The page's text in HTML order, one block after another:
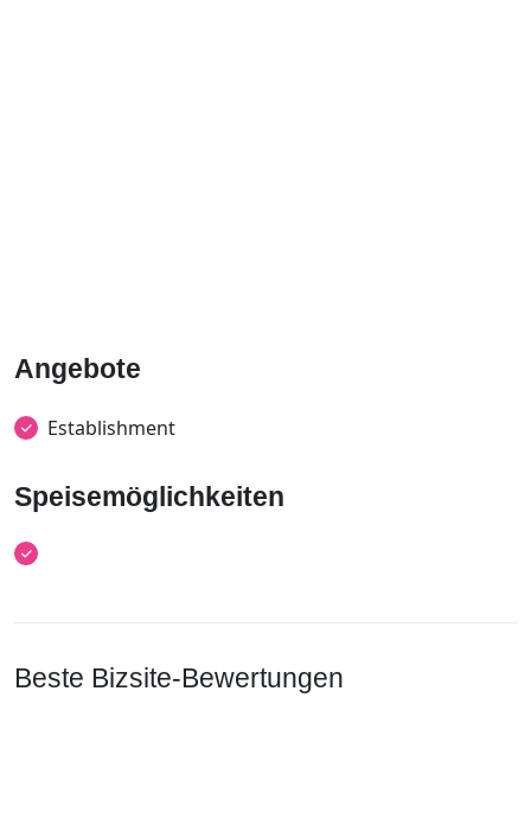
Angebote
Establishment
Speisemöglichkeiten
Beste Bizsite-Bewertungen